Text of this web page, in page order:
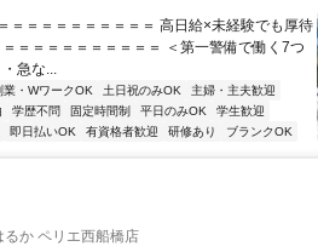
＝＝＝＝＝＝＝＝＝＝ 高日給×未経験でも厚待
＝＝＝＝＝＝＝＝＝＝ ＜第一警備で働く7つ
急な...
業・WワークOK 土日祝のみOK
主婦・主夫歓迎
学歴不問 固定時間制 平日のみOK
学生歓迎
即日払いOK 有資格者歓迎 研修あり ブランクOK
か ペリエ西船橋店